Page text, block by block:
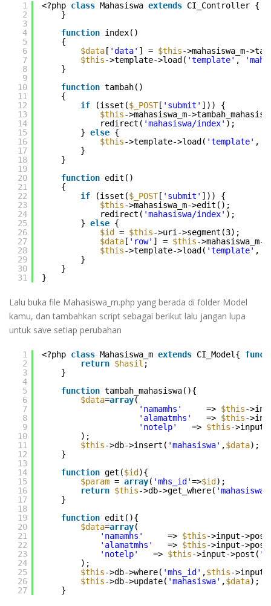
1
2
3
4
5
6
7
8
9
10
11
12
13
14
15
16
17
18
19
20
21
22
23
24
25
26
27
28
29
30
31
<?php class Mahasiswa extends CI_Controller {
}
function index()
{
$data [ 'data' ] = $this->mahasiswa_m-
$this->template->load( 'template' ,
}
function tambah()
{
if
(isset($_POST[ 'submit' ])) {
$this->mahasiswa_m-
redirect( 'mahasiswa/index' );
} else {
$this->template->load( 'template' ,
}
}
function edit()
{
if
(isset($_POST[ 'submit' ])) {
$this->mahasiswa_m->edit();
redirect( 'mahasiswa/index' );
} else {
$id
= $this->uri->segment(3);
$data [ 'row' ] = $this->mahasiswa_m-
$this->template->load( 'template' ,
}
}
}
Lalu buka file Mahasiswa_m.php yang berada di folder Model
kamu, dan tambahkan script sebagai berikut lalu jangan lupa
untuk save setiap perubahan
1
2
3
4
5
6
7
8
9
10
11
12
13
14
15
16
17
18
19
20
21
22
23
24
25
26
27
<?php class Mahasiswa_m extends CI_Model{
return $hasil ;
}
function tambah_mahasiswa(){
$data=array(
'namamhs'
=> $this-
'alamatmhs'
=> $this-
'notelp'
=> $this->input-
);
$this->db->insert( 'mahasiswa' ,$data);
}
function get($id ){
$param = array( 'mhs_id'=>$id );
return $this->db->get_where( 'mahasiswa'
}
function edit(){
$data=array(
'namamhs'
=> $this->input-
'alamatmhs'
=> $this->input-
'notelp'
=> $this->input->post(
);
$this->db->where( 'mhs_id' ,$this->input-
$this->db->update( 'mahasiswa' ,$data);
}